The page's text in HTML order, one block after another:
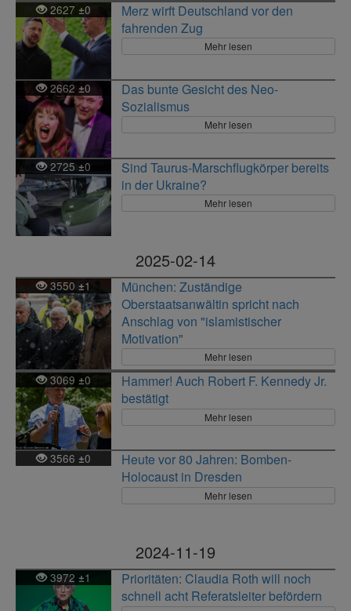
2627 ±0
Merz wirft Deutschland vor den
fahrenden Zug
Mehr lesen
2662±0
Das bunte Gesicht des Neo-
Sozialismus
Mehr lesen
2725±0
Sind Taurus-Marschflugkörper bereits
in der Ukraine?
Mehr lesen
2025-02-14
3550±1
München: Zuständige
Oberstaatsanwältin spricht nach
Anschlag von "islamistischer
Motivation"
Mehr lesen
3069 ±0
Hammer! Auch Robert F. Kennedy Jr.
bestätigt
Mehr lesen
3566 ±0
Heute vor 80 Jahren: Bomben-
Holocaust in Dresden
Mehr lesen
2024-11-19
3972 ±1
Prioritäten: Claudia Roth will noch
schnell acht Referatsleiter befördern